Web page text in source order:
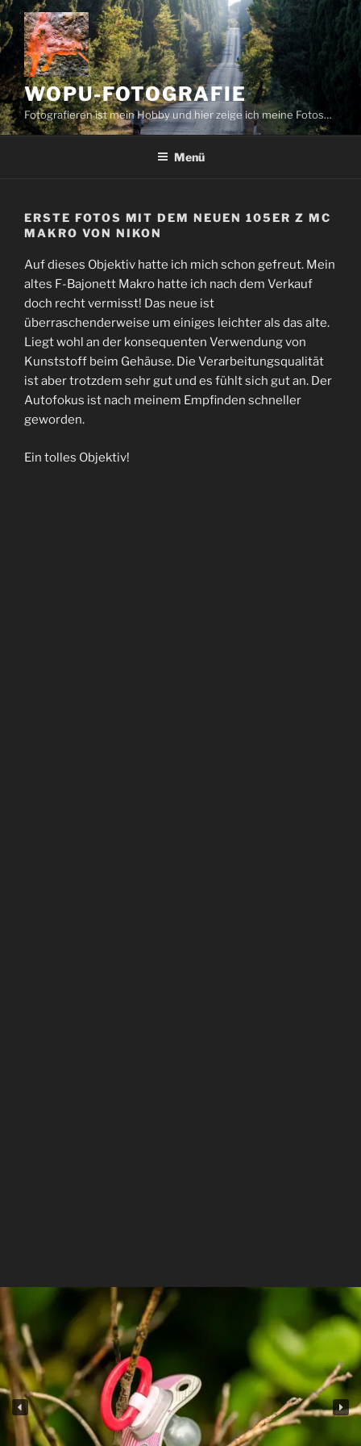
Zum
Inhalt
springen
WOPU-FOTOGRAFIE
Fotografieren ist mein Hobby und hier zeige ich meine Fotos…
Menü
ERSTE FOTOS MIT DEM NEUEN 105ER Z MC
MAKRO VON NIKON
Auf dieses Objektiv hatte ich mich schon gefreut. Mein
altes F-Bajonett Makro hatte ich nach dem Verkauf
doch recht vermisst! Das neue ist
überraschenderweise um einiges leichter als das alte.
Liegt wohl an der konsequenten Verwendung von
Kunststoff beim Gehäuse. Die Verarbeitungsqualität
ist aber trotzdem sehr gut und es fühlt sich gut an. Der
Autofokus ist nach meinem Empfinden schneller
geworden.
Ein tolles Objektiv!